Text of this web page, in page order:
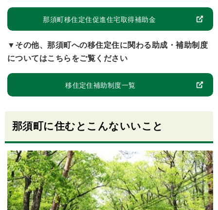
那須町移住定住促進住宅取得補助金
▼その他、那須町への移住定住に関わる助成・補助制度
についてはこちらをご覧ください
移住定住補助制度一覧
那須町に住むとこんないいこと